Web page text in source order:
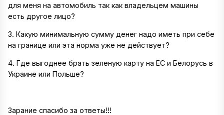
для меня на автомобиль так как владельцем машины
есть другое лицо?
3. Какую минимальную сумму денег надо иметь при себе
на границе или эта норма уже не действует?
4. Где выгоднее брать зеленую карту на ЕС и Белорусь в
Украине или Польше?
Зарание спасибо за ответы!!!